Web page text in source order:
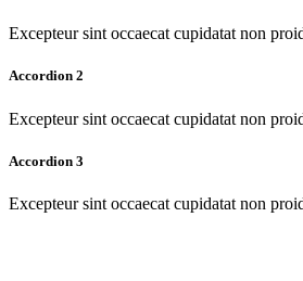
Excepteur sint occaecat cupidatat non
Accordion 2
Excepteur sint occaecat cupidatat non
Accordion 3
Excepteur sint occaecat cupidatat non